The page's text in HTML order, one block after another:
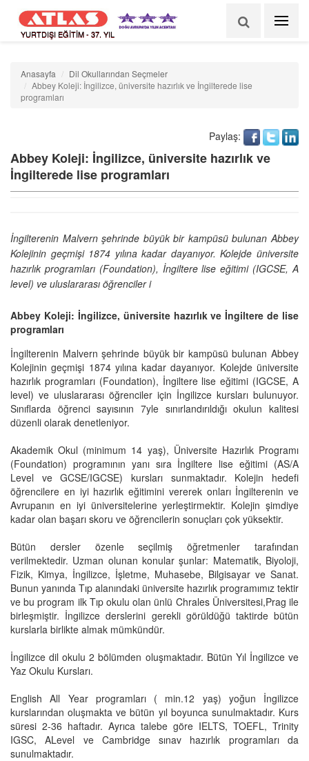
YURTDIŞI EĞİTİM - 37. YIL
Anasayfa
Dil Okullarından Seçmeler
Abbey Koleji: İngilizce, üniversite hazırlık ve İngilterede lise
programları
Abbey Koleji: İngilizce, üniversite hazırlık ve
İngilterede lise programları
Paylaş:
İngilterenin Malvern şehrinde büyük bir kampüsü bulunan Abbey
Kolejinin geçmişi 1874 yılına kadar dayanıyor. Kolejde üniversite
hazırlık programları (Foundation), İngiltere lise eğitimi (IGCSE, A
level) ve uluslararası öğrenciler i
Abbey Koleji: İngilizce, üniversite hazırlık ve İngiltere de lise
programları
İngilterenin Malvern şehrinde büyük bir kampüsü bulunan Abbey
Kolejinin geçmişi 1874 yılına kadar dayanıyor. Kolejde üniversite
hazırlık programları (Foundation), İngiltere lise eğitimi (IGCSE, A
level) ve uluslararası öğrenciler için İngilizce kursları bulunuyor.
Sınıflarda öğrenci sayısının 7yle sınırlandırıldığı okulun kalitesi
düzenli olarak denetleniyor.
Akademik Okul (minimum 14 yaş), Üniversite Hazırlık Programı
(Foundation) programının yanı sıra İngiltere lise eğitimi (AS/A
Level ve GCSE/IGCSE) kursları sunmaktadır. Kolejin hedefi
öğrencilere en iyi hazırlık eğitimini vererek onları İngilterenin ve
Avrupanın en iyi üniversitelerine yerleştirmektir. Kolejin şimdiye
kadar olan başarı skoru ve öğrencilerin sonuçları çok yüksektir.
Bütün dersler özenle seçilmiş öğretmenler tarafından
verilmektedir. Uzman olunan konular şunlar: Matematik, Biyoloji,
Fizik, Kimya, İngilizce, İşletme, Muhasebe, Bilgisayar ve Sanat.
Bunun yanında Tıp alanındaki üniversite hazırlık programımız tektir
ve bu program ilk Tıp okulu olan ünlü Chrales Üniversitesi,Prag ile
birleşmiştir. İngilizce derslerini gerekli görüldüğü taktirde bütün
kurslarla birlikte almak mümkündür.
İngilizce dil okulu 2 bölümden oluşmaktadır. Bütün Yıl İngilizce ve
Yaz Okulu Kursları.
English All Year programları ( min.12 yaş) yoğun İngilizce
kurslarından oluşmakta ve bütün yıl boyunca sunulmaktadır. Kurs
süresi 2-36 haftadır. Ayrıca talebe göre IELTS, TOEFL, Trinity
IGSC, ALevel ve Cambridge sınav hazırlık programları da
sunulmaktadır.